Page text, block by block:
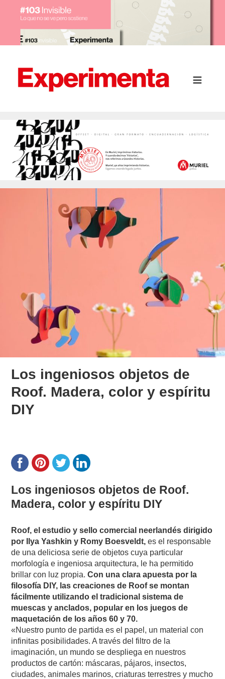
Los ingeniosos objetos de
Roof. Madera, color y espíritu
DIY
Los ingeniosos objetos de Roof.
Madera, color y espíritu DIY
Roof, el estudio y sello comercial neerlandés dirigido
por Ilya Yashkin y Romy Boesveldt, es el responsable
de una deliciosa serie de objetos cuya particular
morfología e ingeniosa arquitectura, le ha permitido
brillar con luz propia.Con una clara apuesta por la
filosofía DIY, las creaciones de Roof se montan
fácilmente utilizando el tradicional sistema de
muescas y anclados, popular en los juegos de
maquetación de los años 60 y 70.
«Nuestro punto de partida es el papel, un material con
infinitas posibilidades. A través del filtro de la
imaginación, un mundo se despliega en nuestros
productos de cartón: máscaras, pájaros, insectos,
ciudades, animales marinos, criaturas terrestres y mucho